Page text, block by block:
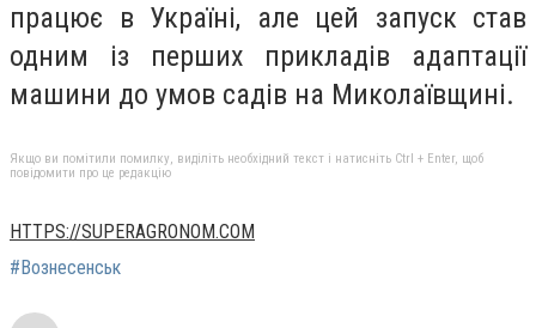
працює в Україні, але цей запуск став
одним із перших прикладів адаптації
машини до умов садів на Миколаївщині.
Якщо ви помітили помилку, виділіть необхідний текст і натисніть Ctrl + Enter, щоб
повідомити про це редакцію
HTTPS://SUPERAGRONOM.COM
#Вознесенськ